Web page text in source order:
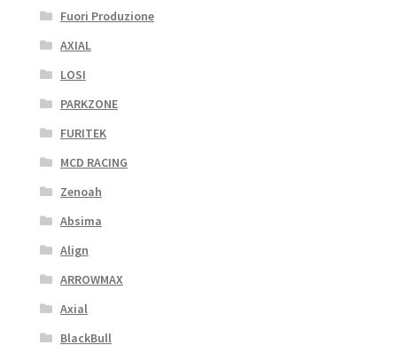
Fuori Produzione
AXIAL
LOSI
PARKZONE
FURITEK
MCD RACING
Zenoah
Absima
Align
ARROWMAX
Axial
BlackBull